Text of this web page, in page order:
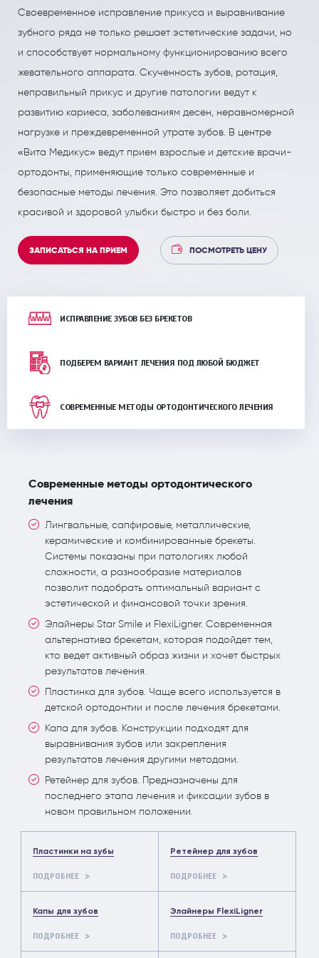
Кинезитерапия (ЛФК)
Лечебный массаж
Мануальная терапия
Неврология
Нефрология
Остеопат и кинезиолог
Терапия
Урология и андрология
Физиотерапия
Флебология
Хирургия
Своевременное исправление прикуса и выравнивание
зубного ряда не только решает эстетические задачи, но
и способствует нормальному функционированию всего
жевательного аппарата. Скученность зубов, ротация,
неправильный прикус и другие патологии ведут к
развитию кариеса, заболеваниям десен, неравномерной
нагрузке и преждевременной утрате зубов. В центре
«Вита Медикус» ведут прием взрослые и детские врачи-
ортодонты, применяющие только современные и
безопасные методы лечения. Это позволяет добиться
красивой и здоровой улыбки быстро и без боли.
ЗАПИСАТЬСЯ НА ПРИЕМ ПОСМОТРЕТЬ ЦЕНУ
ИСПРАВЛЕНИЕ ЗУБОВ БЕЗ БРЕКЕТОВ
ПОДБЕРЕМ ВАРИАНТ ЛЕЧЕНИЯ ПОД ЛЮБОЙ БЮДЖЕТ
СОВРЕМЕННЫЕ МЕТОДЫ ОРТОДОНТИЧЕСКОГО ЛЕЧЕНИЯ
Современные методы ортодонтического
лечения
Лингвальные, сапфировые, металлические,
керамические и комбинированные брекеты.
Системы показаны при патологиях любой
сложности, а разнообразие материалов
позволит подобрать оптимальный вариант с
эстетической и финансовой точки зрения.
Элайнеры Star Smile и FlexiLigner. Современная
альтернатива брекетам, которая подойдет тем,
кто ведет активный образ жизни и хочет быстрых
результатов лечения.
Пластинка для зубов. Чаще всего используется в
детской ортодонтии и после лечения брекетами.
Капа для зубов. Конструкции подходят для
выравнивания зубов или закрепления
результатов лечения другими методами.
Ретейнер для зубов. Предназначены для
последнего этапа лечения и фиксации зубов в
новом правильном положении.
Пластинки на зубы
ПОДРОБНЕЕ
Ретейнер для зубов
ПОДРОБНЕЕ
Капы для зубов
ПОДРОБНЕЕ
Элайнеры FlexiLigner
ПОДРОБНЕЕ